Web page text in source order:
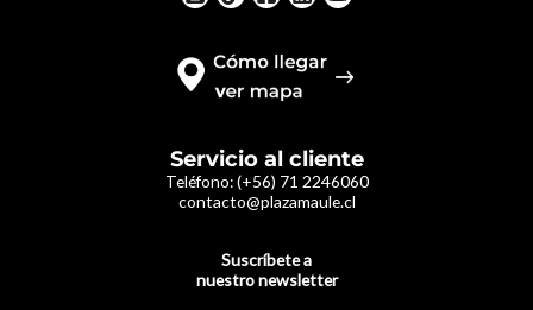
Servicio al cliente
Teléfono:(+56) 71 2246060
contacto@plazamaule.cl
Suscríbete a
nuestro newsletter